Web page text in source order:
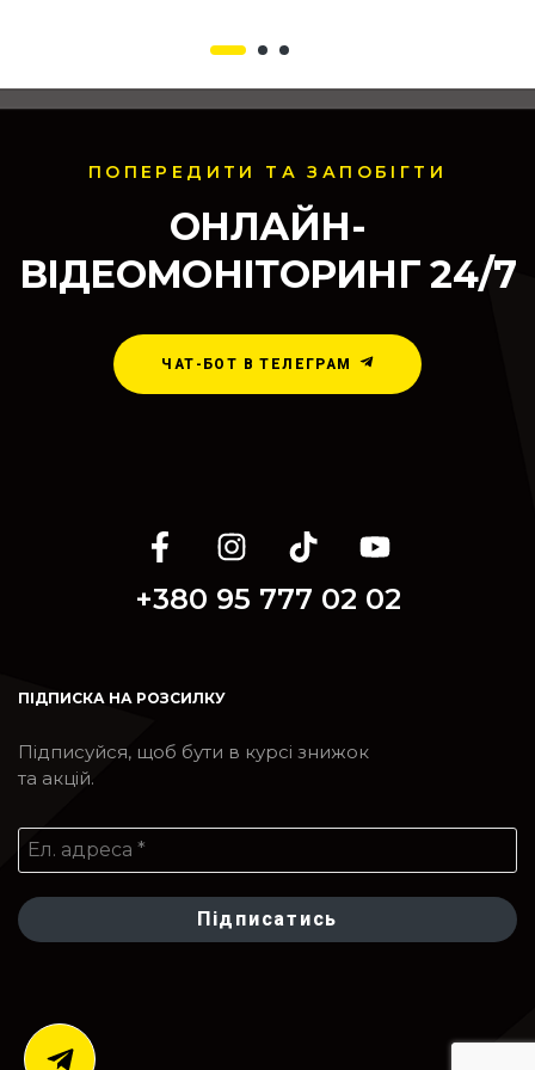
ПОПЕРЕДИТИ ТА ЗАПОБІГТИ
ОНЛАЙН-
ВІДЕОМОНІТОРИНГ 24/7
ЧАТ-БОТ В ТЕЛЕГРАМ
+380 95 777 02 02
ПІДПИСКА НА РОЗСИЛКУ
Підписуйся, щоб бути в курсі знижок
та акцій.